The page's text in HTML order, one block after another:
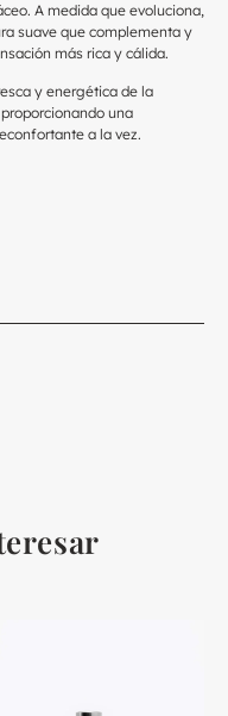
A medida que evoluciona,
suave que complementa y
más rica y cálida.
y energética de la
una
a la vez.